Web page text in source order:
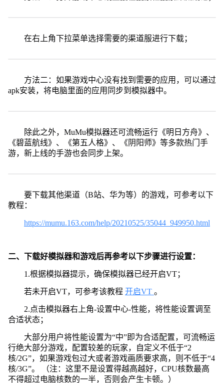
在右上角下拉菜单选择需要的渠道服进行下载；
方法二：如果游戏中心没有找到需要的应用，可以通过
apk安装，将电脑里面的应用同步到模拟器中。
除此之外，MuMu模拟器还可流畅运行《明日方舟》、
《碧蓝航线》、《第五人格》、《阴阳师》等多款热门手
游，新上线的手游也会同步上架。
要下载其他渠道（B站、华为等）的游戏，可参考以下
教程：
https://mumu.163.com/help/20210525/35044_949950.html
二、下载好模拟器和游戏后再参考以下步骤进行设置：
1.根据模拟器提示，确保模拟器已经开启VT；
若未开启VT，可参考该教程 开启VT 。
2.点击模拟器右上角-设置中心-性能，将性能设置调至
合适状态；
大部分用户将性能设置为“中”即为合适配置，可流畅运
行绝大部分游戏，配置较差的玩家，自定义不低于“2
核/2G”，如果游戏包过大或者游戏画质要求高，则不低于“4
核/3G”。 （注：这里不是设置得越高越好，CPU核数最高
不得超过电脑核数的一半，否则会产生卡顿。）